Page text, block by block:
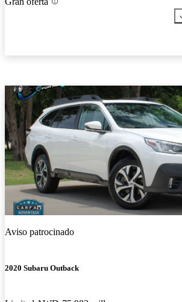
Aviso patrocinado
2020 Subaru Outback